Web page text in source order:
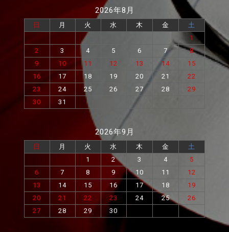
2026年8月
日 月 火 水 木 金
土
1
2
3 4 5 6 7
8
9
10 11 12 13 14
15
16
17 18 19 20 21
22
23
24 25 26 27 28
29
30
31
2026年9月
日 月 火 水 木 金
土
1
2 3 4
5
6
7 8 9 10 11
12
13
14 15 16 17 18
19
20
21 22 23 24 25
26
27
28 29 30